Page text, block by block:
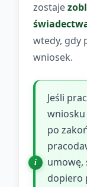
zostaje
wtedy, gdy
wniosek.
Jeśli
wniosku
po
umowę,
dopiero